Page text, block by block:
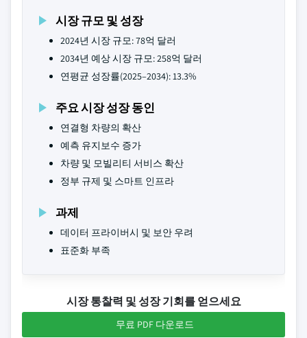
시장 규모 및 성장
2024년 시장 규모: 78억 달러
2034년 예상 시장 규모: 258억 달러
연평균 성장률(2025–2034): 13.3%
주요 시장 성장 동인
연결형 차량의 확산
예측 유지보수 증가
차량 및 모빌리티 서비스 확산
정부 규제 및 스마트 인프라
과제
데이터 프라이버시 및 보안 우려
표준화 부족
시장 통찰력 및 성장 기회를 얻으세요
무료 PDF 다운로드